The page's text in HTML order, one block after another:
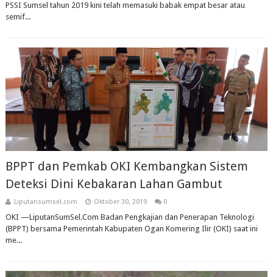
PSSI Sumsel tahun 2019 kini telah memasuki babak empat besar atau
semif...
BPPT dan Pemkab OKI Kembangkan Sistem
Deteksi Dini Kebakaran Lahan Gambut
Liputansumsel.com Oktober 30, 2019 0
OKI —LiputanSumSel.Com Badan Pengkajian dan Penerapan Teknologi
(BPPT) bersama Pemerintah Kabupaten Ogan Komering Ilir (OKI) saat ini
me...